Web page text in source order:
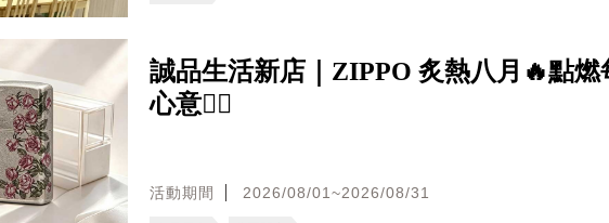
誠品生活新店｜ZIPPO 炙熱八月🔥點燃
心意❤️‍🔥
活動期間 2026/08/01~2026/08/31